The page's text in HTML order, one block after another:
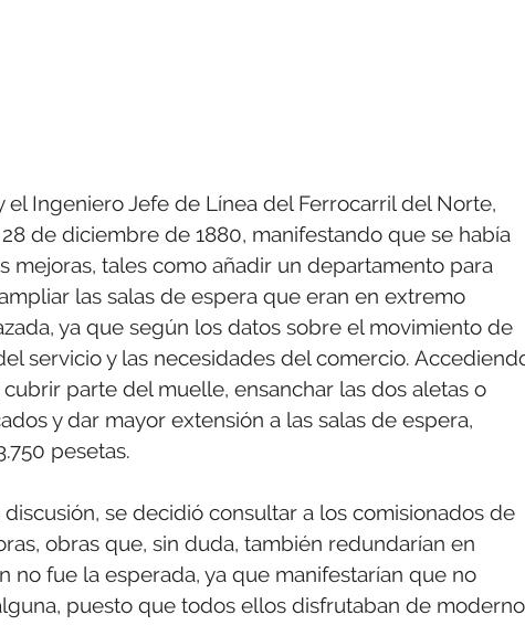
Ingeniero Jefe de Línea del Ferrocarril del Norte,
de diciembre de 1880, manifestando que se había
mejoras, tales como añadir un departamento para
las salas de espera que eran en extremo
ya que según los datos sobre el movimiento de
servicio y las necesidades del comercio.
parte del muelle, ensanchar las dos aletas o
y dar mayor extensión a las salas de espera,
pesetas.
se decidió consultar a los comisionados de
obras que, sin duda, también redundarían en
no fue la esperada, ya que manifestarían que no
puesto que todos ellos disfrutaban de